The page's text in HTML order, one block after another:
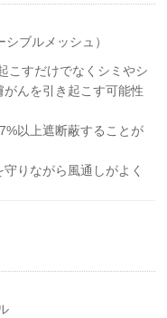
ブルメッシュ）
こすだけでなくシミやシ
んを引き起こす可能性
以上遮断蔽することが
りながら風通しがよく